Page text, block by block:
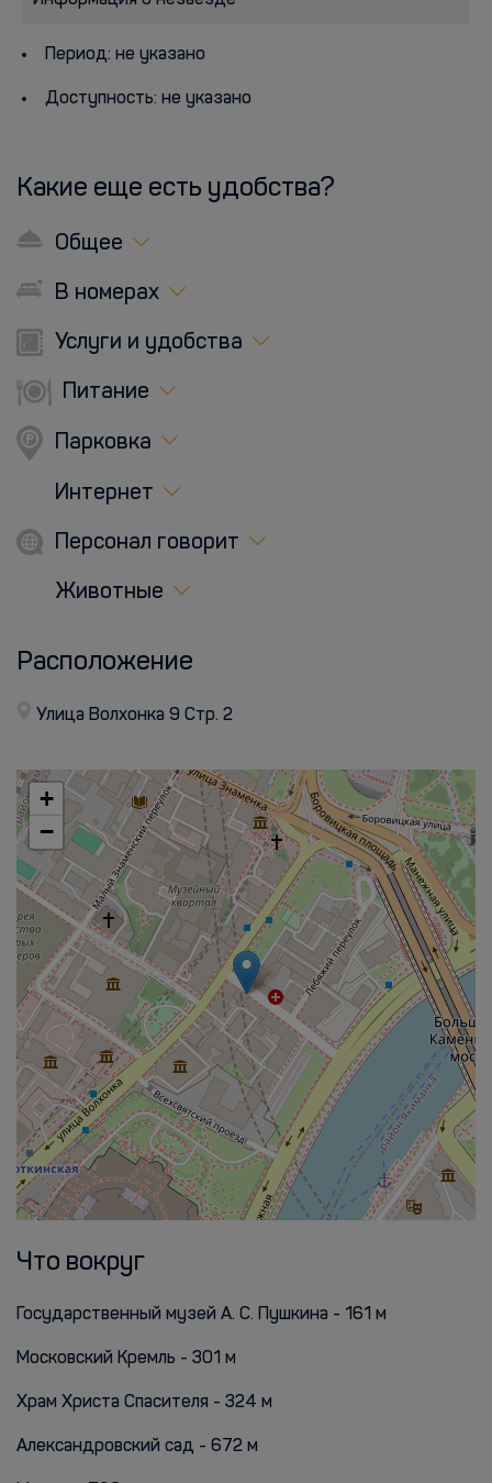
Период: не указано
Доступность: не указано
Какие еще есть удобства?
Общее
В номерах
Услуги и удобства
Питание
Парковка
Интернет
Персонал говорит
Животные
Расположение
Улица Волхонка 9 Стр. 2
+
−
Что вокруг
Государственный музей А. С. Пушкина - 161 м
Московский Кремль - 301 м
Храм Христа Спасителя - 324 м
Александровский сад - 672 м